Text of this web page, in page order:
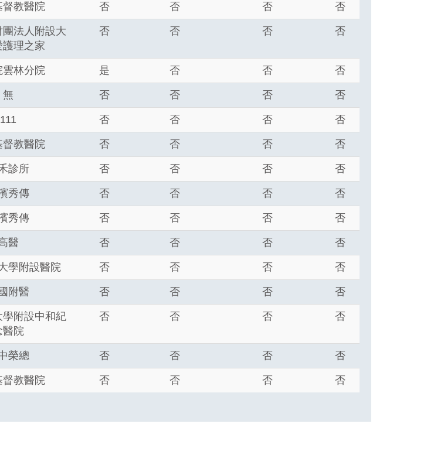
督教醫院 否 否 否 否
法人附設大
護理之家
否 否 否 否
雲林分院 是 否 否 否
無 否 否 否 否
111 否 否 否 否
督教醫院 否 否 否 否
診所 否 否 否 否
秀傳 否 否 否 否
秀傳 否 否 否 否
醫 否 否 否 否
學附設醫院 否 否 否 否
附醫 否 否 否 否
學附設中和紀
醫院
否 否 否 否
榮總 否 否 否 否
督教醫院 否 否 否 否